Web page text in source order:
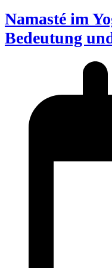
Namasté im
Bedeutung